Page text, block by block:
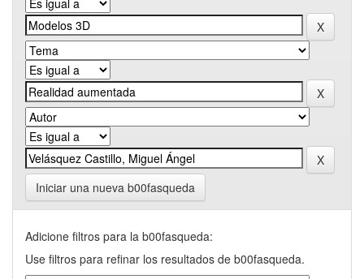
Iniciar una nueva b00fasqueda
Adicione filtros para la b00fasqueda:
Use filtros para refinar los resultados de b00fasqueda.